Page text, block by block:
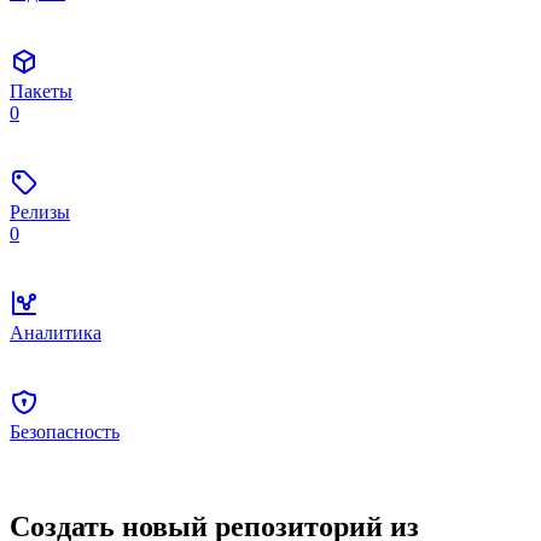
Пакеты
0
Релизы
0
Аналитика
Безопасность
Создать новый репозиторий из